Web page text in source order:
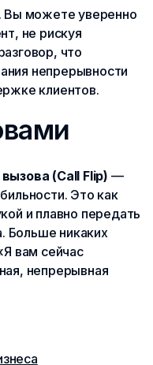
Вы можете уверенно
не рискуя
что
непрерывности
клиентов.
(Call Flip) —
Это как
и плавно передать
Больше никаких
вам сейчас
непрерывная